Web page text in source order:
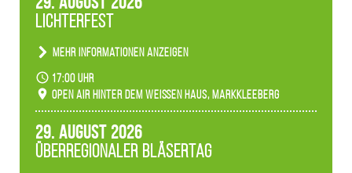
Lichterfest
Mehr Informationen anzeigen
Becherlichter, Fackeln und Lichtinstallationen
verwandeln den agra-Park in einen farbigen
Märchenwald, der bei jedem Rundgang einen
Ambiente gibt es ein leuchtendes Konzert
unserer Fachbereiche.
17:00 Uhr
Open Air hinter dem weißen Haus, Markkleeberg
29. August 2026
Überregionaler Bläsertag